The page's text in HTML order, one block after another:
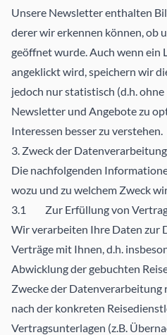
Unsere Newsletter enthalten
derer wir erkennen können, ob
geöffnet wurde. Auch wenn ein
angeklickt wird, speichern wir
jedoch nur statistisch (d.h.
Newsletter und Angebote zu
Interessen besser zu verstehen.
3. Zweck der Datenverarbeitung
Die nachfolgenden
wozu und zu welchem Zweck
3.1 Zur Erfüllung von
Wir verarbeiten Ihre Daten zur
Verträge mit Ihnen, d.h.
Abwicklung der gebuchten
Zwecke der Datenverarbeitung
nach der konkreten
Vertragsunterlagen (z.B.